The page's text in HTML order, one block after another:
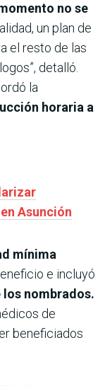
no se
un plan de
el resto de las
detalló.
la
horaria a
Asunción
mínima
e incluyó
nombrados.
de
beneficiados